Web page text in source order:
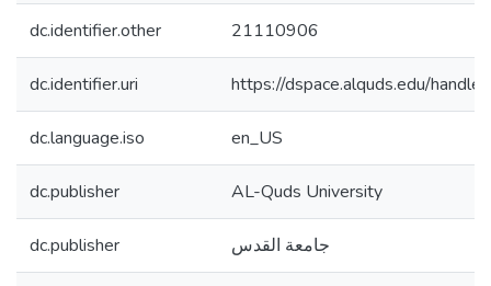
dc.identifier.other 21110906
dc.identifier.uri https://dspace.alquds.edu/
dc.language.iso en_US
dc.publisher AL-Quds University
dc.publisher جامعة القدس